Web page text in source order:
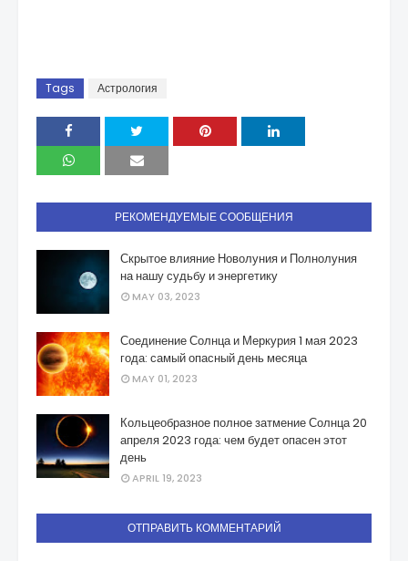
Tags Астрология
РЕКОМЕНДУЕМЫЕ СООБЩЕНИЯ
Скрытое влияние Новолуния и Полнолуния
на нашу судьбу и энергетику
MAY 03, 2023
Соединение Солнца и Меркурия 1 мая 2023
года: самый опасный день месяца
MAY 01, 2023
Кольцеобразное полное затмение Солнца 20
апреля 2023 года: чем будет опасен этот
день
APRIL 19, 2023
ОТПРАВИТЬ КОММЕНТАРИЙ